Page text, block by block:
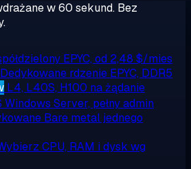
w 60 sekund. Bez
EPYC, od 2,48 $/mies
Dedykowane rdzenie EPYC, DDR5
L4, L40S, H100 na żądanie
Windows Server, pełny admin
Bare metal jednego
CPU, RAM i dysk wg